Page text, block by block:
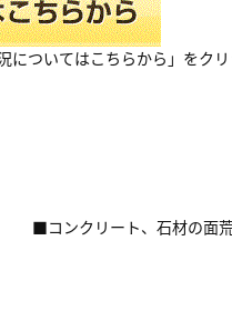
ついてはこちらから」をク
■コンクリート、石材の面荒